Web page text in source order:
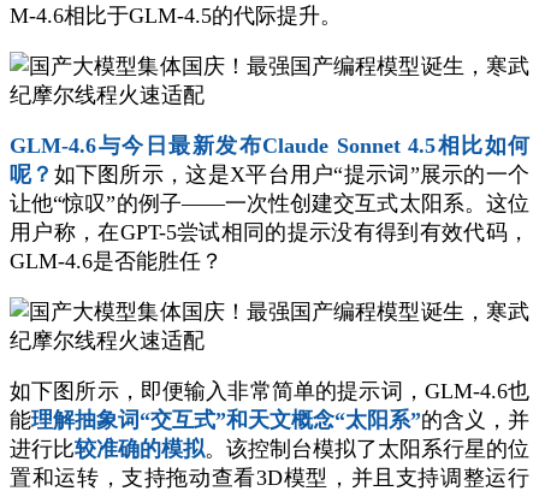
M-4.6相比于GLM-4.5的代际提升。
GLM-4.6与今日最新发布Claude Sonnet 4.5相比如何
呢？ 如下图所示，这是X平台用户“提示词”展示的一个
让他“惊叹”的例子——一次性创建交互式太阳系。这位
用户称，在GPT-5尝试相同的提示没有得到有效代码，
GLM-4.6是否能胜任？
如下图所示，即便输入非常简单的提示词，GLM-4.6也
能理解抽象词“交互式”和天文概念“太阳系”的含义，并
进行比较准确的模拟。该控制台模拟了太阳系行星的位
置和运转，支持拖动查看3D模型，并且支持调整运行